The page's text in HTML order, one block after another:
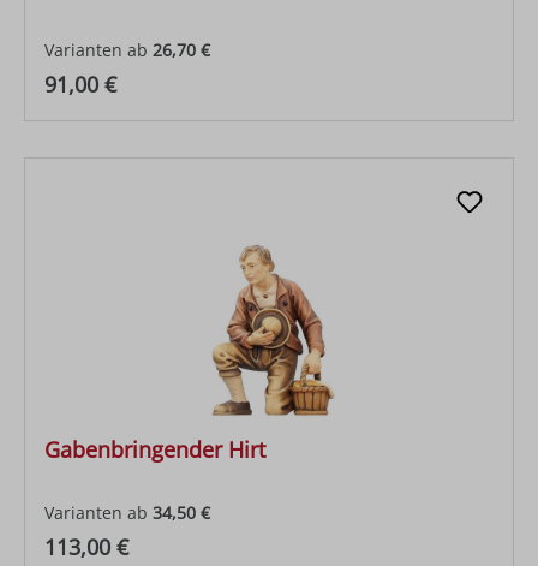
Varianten ab 26,70 €
Regulärer Preis:
91,00 €
Gabenbringender Hirt
Varianten ab 34,50 €
Regulärer Preis:
113,00 €